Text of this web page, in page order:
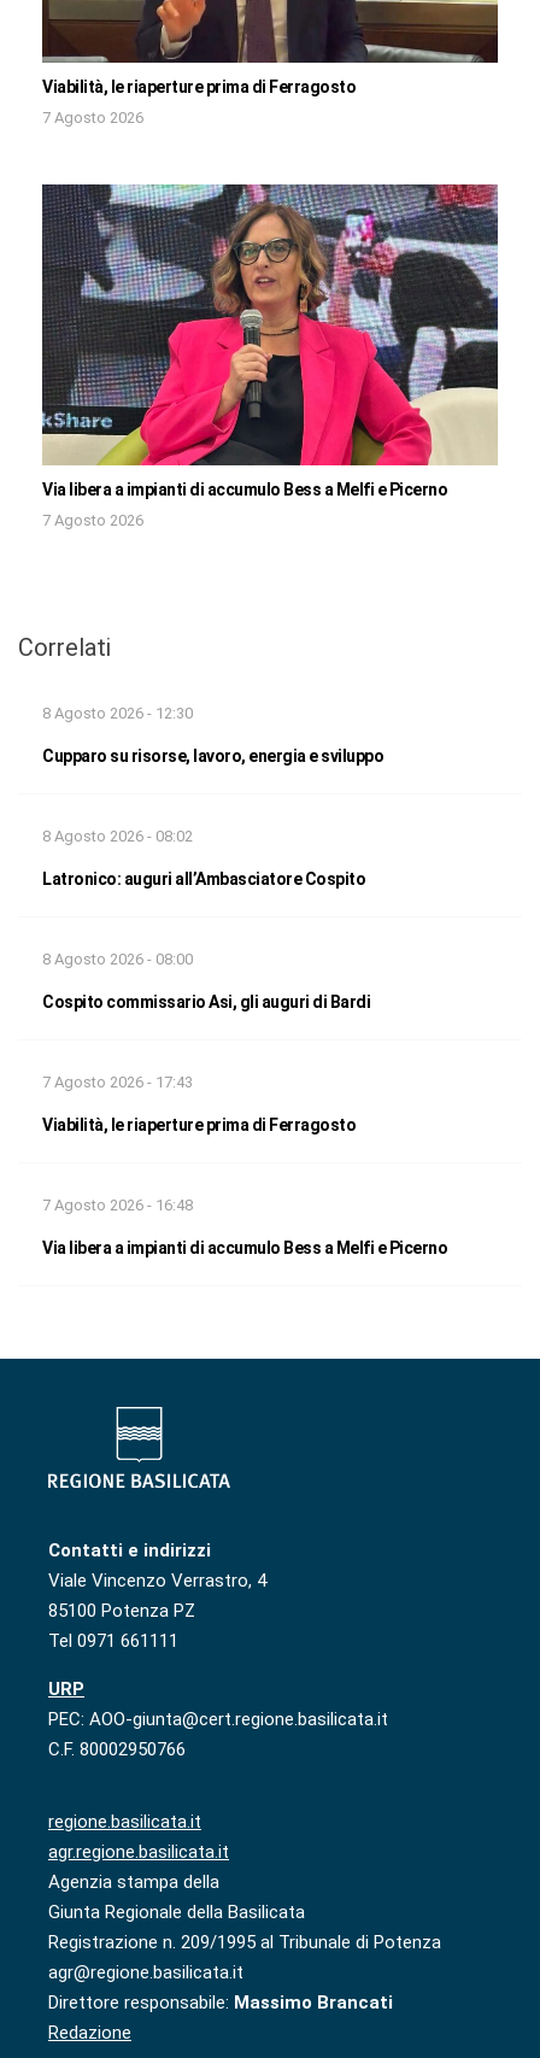
Viabilità, le riaperture prima di Ferragosto
7 Agosto 2026
Via libera a impianti di accumulo Bess a Melfi e Picerno
7 Agosto 2026
Correlati
8 Agosto 2026 - 12:30
Cupparo su risorse, lavoro, energia e sviluppo
8 Agosto 2026 - 08:02
Latronico: auguri all’Ambasciatore Cospito
8 Agosto 2026 - 08:00
Cospito commissario Asi, gli auguri di Bardi
7 Agosto 2026 - 17:43
Viabilità, le riaperture prima di Ferragosto
7 Agosto 2026 - 16:48
Via libera a impianti di accumulo Bess a Melfi e Picerno
Contatti e indirizzi
Viale Vincenzo Verrastro, 4
85100 Potenza PZ
Tel 0971 661111
URP
PEC: AOO-giunta@cert.regione.basilicata.it
C.F. 80002950766
regione.basilicata.it
agr.regione.basilicata.it
Agenzia stampa della
Giunta Regionale della Basilicata
Registrazione n. 209/1995 al Tribunale di Potenza
agr@regione.basilicata.it
Direttore responsabile: Massimo Brancati
Redazione